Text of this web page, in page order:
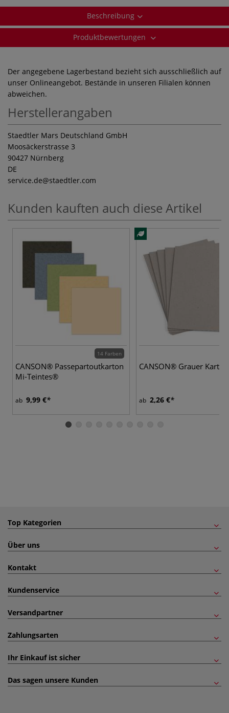
Beschreibung
Produktbewertungen
Der angegebene Lagerbestand bezieht sich ausschließlich auf
unser Onlineangebot. Bestände in unseren Filialen können
abweichen.
Herstellerangaben
Staedtler Mars Deutschland GmbH
Moosäckerstrasse 3
90427 Nürnberg
DE
service.de@staedtler.com
Kunden kauften auch diese Artikel
14 Farben
CANSON® Passepartoutkarton
Mi-Teintes®
ab 9,99 €
CANSON® Grauer Karton
ab 2,26 €
Top Kategorien
Über uns
Kontakt
Kundenservice
Versandpartner
Zahlungsarten
Ihr Einkauf ist sicher
Das sagen unsere Kunden